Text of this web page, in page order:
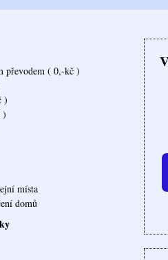
převodem ( 0,-kč )
)
)
místa
doručení domů